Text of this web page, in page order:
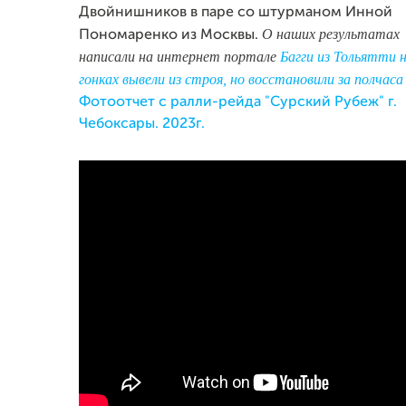
Двойнишников в паре со штурманом Инной
Пономаренко из Москвы. О наших результатах
написали на интернет портале Багги из Тольятти
гонках вывели из строя, но восстановили за полчаса
Фотоотчет с ралли-рейда "Сурский Рубеж" г.
Чебоксары. 2023г.